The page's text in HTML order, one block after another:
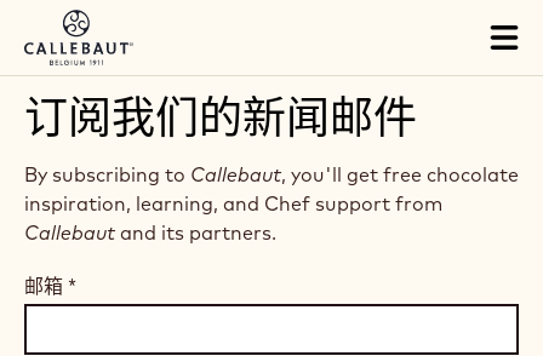
Skip to main content
订阅我们的新闻邮件
By subscribing to Callebaut, you'll get free chocolate
inspiration, learning, and Chef support from
Callebaut and its partners.
邮箱 *